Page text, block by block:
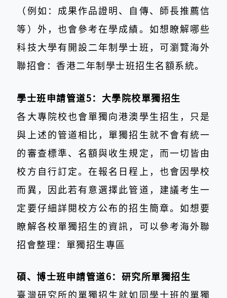
（例如：成果作品證明、自傳、師長推薦信
等）外，也會參考在學成績。如想瞭解哪些
科技大學有開設二年制學士班，可瀏覽海外
聯招會：香港二年制學士班招生名額系統。
學士班申請管道5：大學院校單獨招生
各大專院校也會單獨向港澳學生招生，只是
與上述的管道相比，單獨招生就不會有統一
的審查標準、名額與收生規定，而一切皆由
校方自行訂定。在報名日程上，也會因學校
而異，因此若有意選擇此管道，建議考生一
定要仔細詳閱校方公布的招生簡章。如想要
瞭解各校單獨招生的資訊，可以參考海外聯
招會整理：單獨招生專區
碩、博士班申請管道6：研究所單獨招生
臺灣研究所的單獨招生就如同學士班的單獨